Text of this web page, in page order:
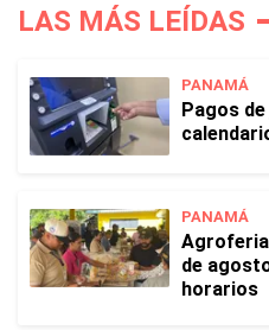
LAS MÁS LEÍDAS
PANAMÁ
Pagos
PANAMÁ
de
horarios